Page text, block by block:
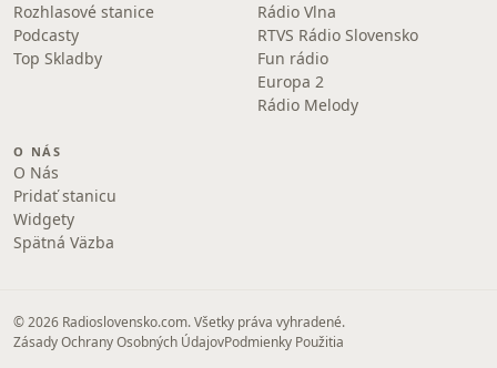
Rozhlasové stanice
Podcasty
Top Skladby
Rádio Vlna
RTVS Rádio Slovensko
Fun rádio
Europa 2
Rádio Melody
O NÁS
O Nás
Pridať stanicu
Widgety
Spätná Väzba
© 2026 Radioslovensko.com. Všetky práva vyhradené.
Zásady Ochrany Osobných ÚdajovPodmienky Použitia